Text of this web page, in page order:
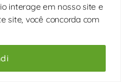
interage em nosso site e
site, você concorda com